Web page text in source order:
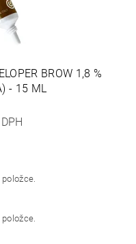
BROW 1,8 %
- 15 ML